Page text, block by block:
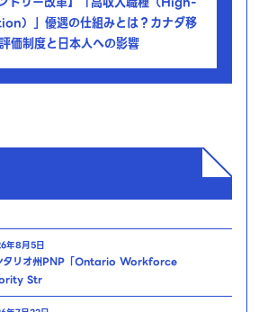
）」優遇の仕組みとは？カナダ移
価制度と日本人への影響
年8月5日
タリオ州PNP「Ontario Workforce
Str